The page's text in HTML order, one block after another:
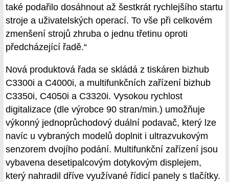
také podařilo dosáhnout až šestkrát rychlejšího startu
stroje a uživatelských operací. To vše při celkovém
zmenšení strojů zhruba o jednu třetinu oproti
předcházející řadě.“
Nová produktová řada se skládá z tiskáren bizhub
C3300i a C4000i, a multifunkčních zařízení bizhub
C3350i, C4050i a C3320i. Vysokou rychlost
digitalizace (dle výrobce 90 stran/min.) umožňuje
výkonný jednoprůchodový duální podavač, který lze
navíc u vybraných modelů doplnit i ultrazvukovým
senzorem dvojího podání. Multifunkční zařízení jsou
vybavena desetipalcovým dotykovým displejem,
který nahradil dříve využívané řídicí panely s tlačítky.